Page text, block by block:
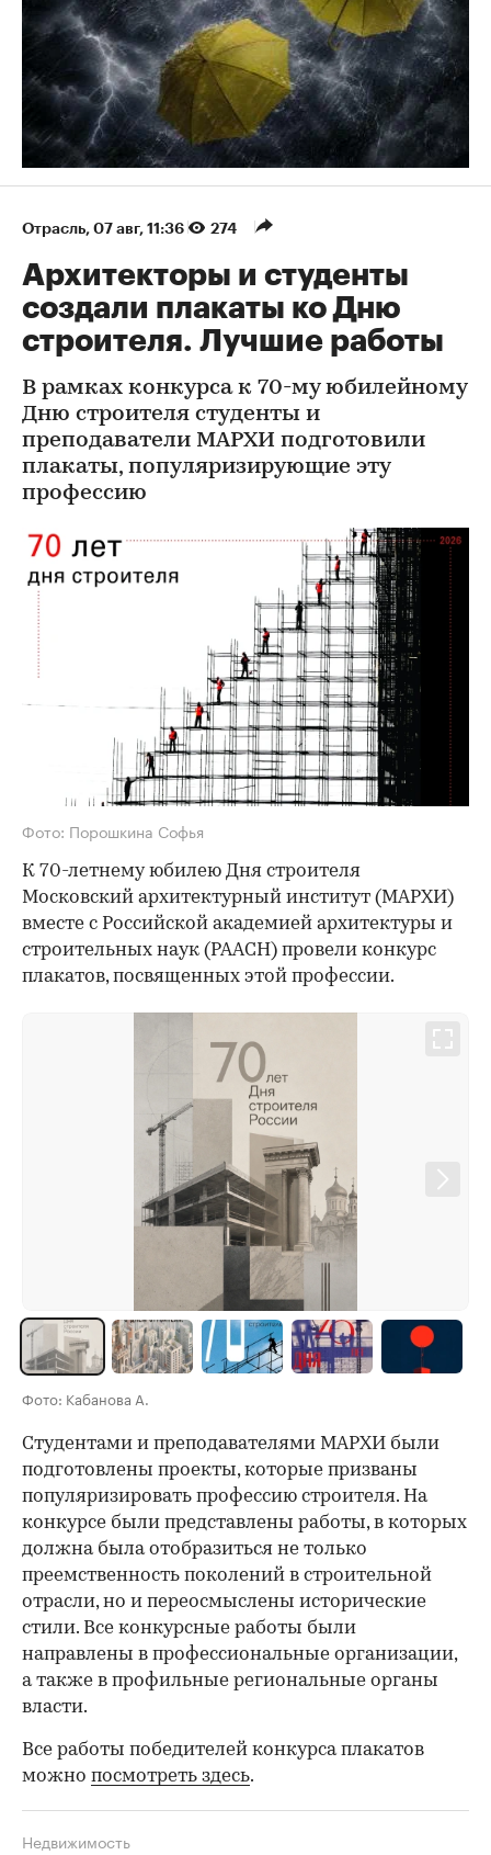
Отрасль 07 авг, 11:36 274
Архитекторы и студенты
создали плакаты ко Дню
строителя. Лучшие работы
В рамках конкурса к 70-му юбилейному
Дню строителя студенты и
преподаватели МАРХИ подготовили
плакаты, популяризирующие эту
профессию
Фото: Порошкина Софья
К 70-летнему юбилею Дня строителя
Московский архитектурный институт (МАРХИ)
вместе с Российской академией архитектуры и
строительных наук (РААСН) провели конкурс
плакатов, посвященных этой профессии.
Фото: Кабанова А.
Студентами и преподавателями МАРХИ были
подготовлены проекты, которые призваны
популяризировать профессию строителя. На
конкурсе были представлены работы, в которых
должна была отобразиться не только
преемственность поколений в строительной
отрасли, но и переосмыслены исторические
стили. Все конкурсные работы были
направлены в профессиональные организации,
а также в профильные региональные органы
власти.
Все работы победителей конкурса плакатов
можно посмотреть здесь.
Недвижимость